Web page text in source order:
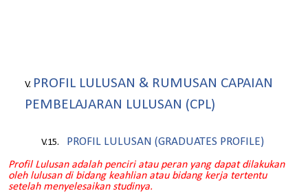
PROFIL LULUSAN & RUMUSAN CAPAIAN
PEMBELAJARAN LULUSAN (CPL)
PROFIL LULUSAN (GRADUATES PROFILE)
Profil Lulusan adalah penciri atau peran yang dapat dilakukan
oleh lulusan di bidang keahlian atau bidang kerja tertentu
setelah menyelesaikan studinya.